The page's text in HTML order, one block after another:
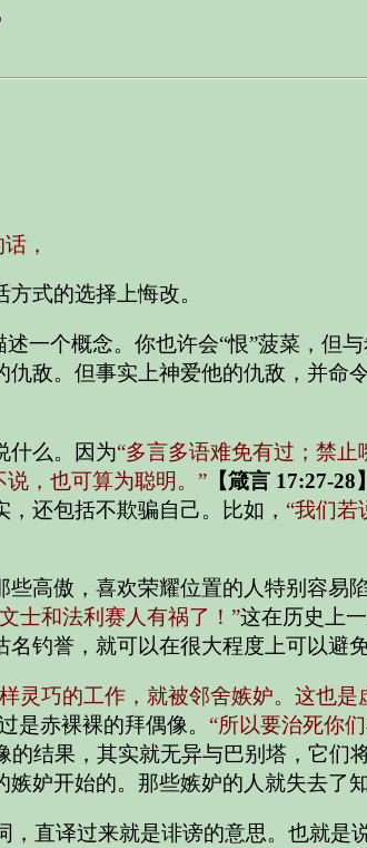
，
式的选择上悔改。
一个概念。你也许会“恨”菠菜，但
敌。但事实上神爱他的仇敌，并命
什么。因为“多言多语难免有过；禁止
，也可算为聪明。” 【箴言 17:27-28】
还包括不欺骗自己。比如， “我们若
高傲，喜欢荣耀位置的人特别容易
士和法利赛人有祸了！”这在历史上
钓誉，就可以在很大程度上可以避免
灵巧的工作，就被邻舍嫉妒。这也是
是赤裸裸的拜偶像。 “所以要治死你
的结果，其实就无异与巴别塔，它们
妒开始的。那些嫉妒的人就失去了知
，直译过来就是诽谤的意思。也就是